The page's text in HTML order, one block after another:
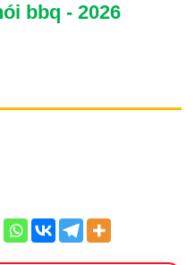
bbq - 2026